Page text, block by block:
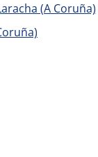
(A Coruña)